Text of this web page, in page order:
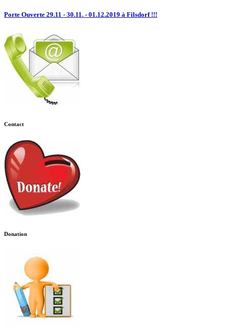
Porte Ouverte 29.11 - 30.11. - 01.12.2019 à Filsdorf !!!
Contact
Donation